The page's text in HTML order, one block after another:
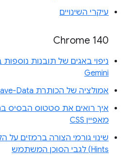
עיקרי השינויים
Chrome 140
ניפוי באגים של תובנות
Gemini
אמולציה של הכותרת Save-Data ב'תנאי רשת'
איך רואים את סטטוס הבסיס
מאפיין CSS
Hints) לגבי הסוכן המשתמש